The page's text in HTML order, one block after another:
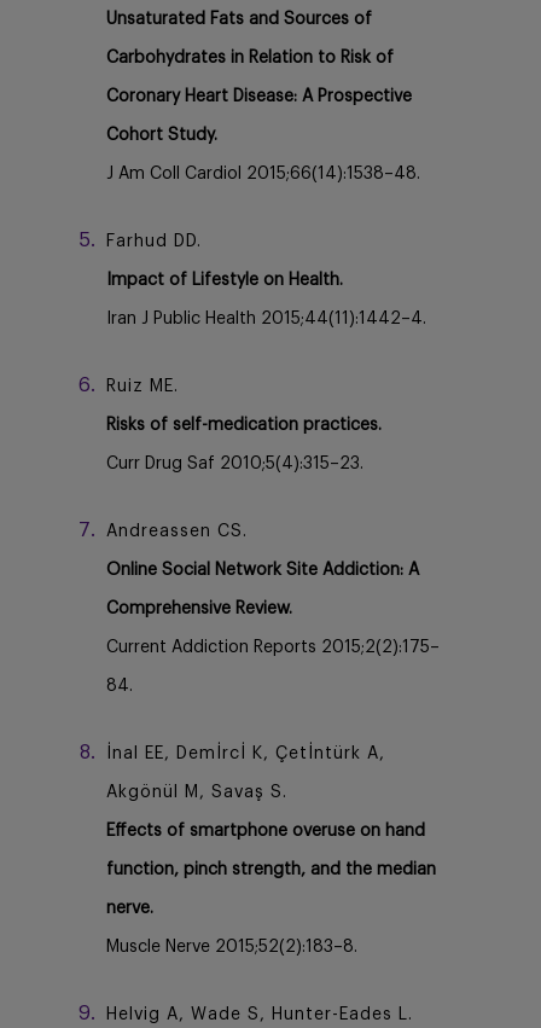
Unsaturated Fats and Sources of
Carbohydrates in Relation to Risk of
Coronary Heart Disease: A Prospective
Cohort Study.
J Am Coll Cardiol 2015;66(14):1538–48.
Farhud DD.
Impact of Lifestyle on Health.
Iran J Public Health 2015;44(11):1442–4.
Ruiz ME.
Risks of self-medication practices.
Curr Drug Saf 2010;5(4):315–23.
Andreassen CS.
Online Social Network Site Addiction: A
Comprehensive Review.
Current Addiction Reports 2015;2(2):175–
84.
İnal EE, Demİrcİ K, Çetİntürk A,
Akgönül M, Savaş S.
Effects of smartphone overuse on hand
function, pinch strength, and the median
nerve.
Muscle Nerve 2015;52(2):183–8.
Helvig A, Wade S, Hunter-Eades L.